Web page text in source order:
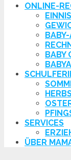
ONLINE-
BABY
SERVICES
ÜBER